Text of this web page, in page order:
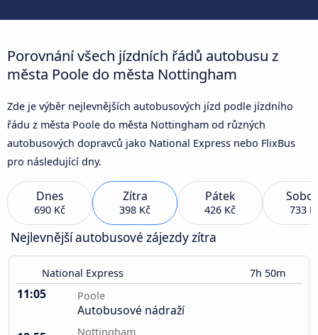
Porovnání všech jízdních řádů autobusu z
města Poole do města Nottingham
Zde je výběr nejlevnějších autobusových jízd podle jízdního
řádu z města Poole do města Nottingham od různých
autobusových dopravců jako National Express nebo FlixBus
pro následující dny.
Dnes
690 Kč
Zítra
398 Kč
Pátek
426 Kč 733
Nejlevnější autobusové zájezdy zítra
National Express 7h 50m
11:05 Poole
Autobusové nádraží
Nottingham